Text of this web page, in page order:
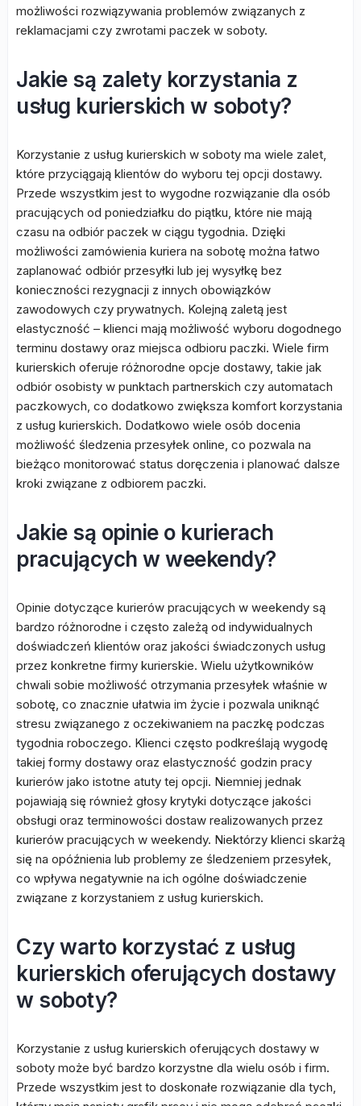
możliwości rozwiązywania problemów związanych z
reklamacjami czy zwrotami paczek w soboty.
Jakie są zalety korzystania z
usług kurierskich w soboty?
Korzystanie z usług kurierskich w soboty ma wiele zalet,
które przyciągają klientów do wyboru tej opcji dostawy.
Przede wszystkim jest to wygodne rozwiązanie dla osób
pracujących od poniedziałku do piątku, które nie mają
czasu na odbiór paczek w ciągu tygodnia. Dzięki
możliwości zamówienia kuriera na sobotę można łatwo
zaplanować odbiór przesyłki lub jej wysyłkę bez
konieczności rezygnacji z innych obowiązków
zawodowych czy prywatnych. Kolejną zaletą jest
elastyczność – klienci mają możliwość wyboru dogodnego
terminu dostawy oraz miejsca odbioru paczki. Wiele firm
kurierskich oferuje różnorodne opcje dostawy, takie jak
odbiór osobisty w punktach partnerskich czy automatach
paczkowych, co dodatkowo zwiększa komfort korzystania
z usług kurierskich. Dodatkowo wiele osób docenia
możliwość śledzenia przesyłek online, co pozwala na
bieżąco monitorować status doręczenia i planować dalsze
kroki związane z odbiorem paczki.
Jakie są opinie o kurierach
pracujących w weekendy?
Opinie dotyczące kurierów pracujących w weekendy są
bardzo różnorodne i często zależą od indywidualnych
doświadczeń klientów oraz jakości świadczonych usług
przez konkretne firmy kurierskie. Wielu użytkowników
chwali sobie możliwość otrzymania przesyłek właśnie w
sobotę, co znacznie ułatwia im życie i pozwala uniknąć
stresu związanego z oczekiwaniem na paczkę podczas
tygodnia roboczego. Klienci często podkreślają wygodę
takiej formy dostawy oraz elastyczność godzin pracy
kurierów jako istotne atuty tej opcji. Niemniej jednak
pojawiają się również głosy krytyki dotyczące jakości
obsługi oraz terminowości dostaw realizowanych przez
kurierów pracujących w weekendy. Niektórzy klienci skarżą
się na opóźnienia lub problemy ze śledzeniem przesyłek,
co wpływa negatywnie na ich ogólne doświadczenie
związane z korzystaniem z usług kurierskich.
Czy warto korzystać z usług
kurierskich oferujących dostawy
w soboty?
Korzystanie z usług kurierskich oferujących dostawy w
soboty może być bardzo korzystne dla wielu osób i firm.
Przede wszystkim jest to doskonałe rozwiązanie dla tych,